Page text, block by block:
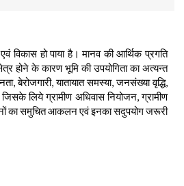
विकास हो पाया है। मानव की आर्थिक प्रगति
होने के कारण भूमि की उपयोगिता का अत्यन्त
बेरोजगारी, यातायात समस्या, जनसंख्या वृद्धि,
लिये ग्रामीण अधिवास नियोजन, ग्रामीण
का समुचित आकलन एवं इनका सदुपयोग जरूरी